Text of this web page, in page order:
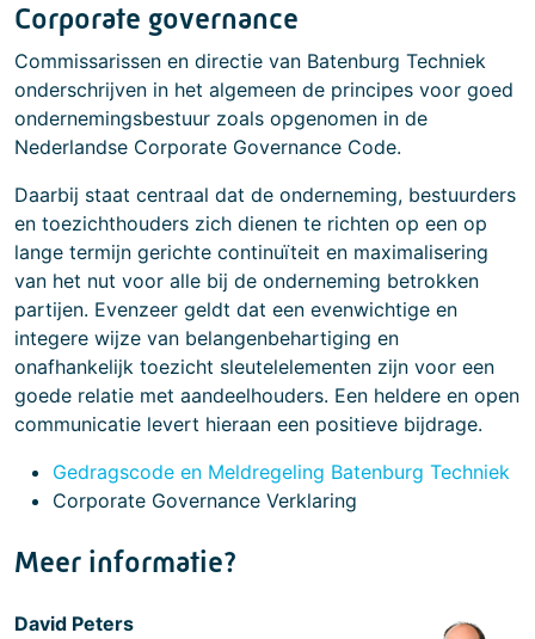
Corporate governance
Commissarissen en directie van Batenburg Techniek
onderschrijven in het algemeen de principes voor goed
ondernemingsbestuur zoals opgenomen in de
Nederlandse Corporate Governance Code.
Daarbij staat centraal dat de onderneming, bestuurders
en toezichthouders zich dienen te richten op een op
lange termijn gerichte continuïteit en maximalisering
van het nut voor alle bij de onderneming betrokken
partijen. Evenzeer geldt dat een evenwichtige en
integere wijze van belangenbehartiging en
onafhankelijk toezicht sleutelelementen zijn voor een
goede relatie met aandeelhouders. Een heldere en open
communicatie levert hieraan een positieve bijdrage.
Gedragscode en Meldregeling Batenburg Techniek
Corporate Governance Verklaring
Meer informatie?
David Peters